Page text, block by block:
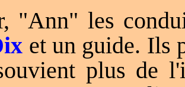
"Ann" les
et un guide. Ils
plus de